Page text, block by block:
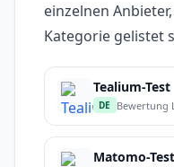
einzelnen
Kategorie gelistet
Tealium-Test
DE Bewertung
Matomo-Test